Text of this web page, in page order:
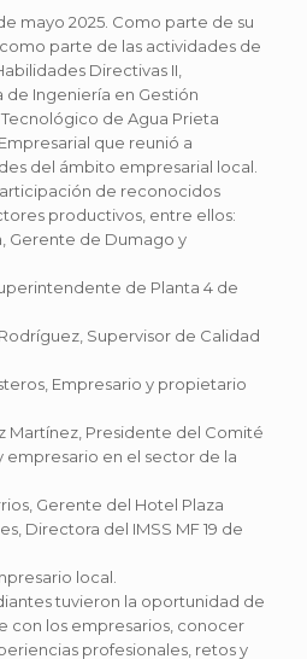
mayo 2025. Como parte de su
parte de las actividades de
Directivas II,
de Ingeniería en Gestión
de Agua Prieta
que reunió a
del ámbito empresarial local.
de reconocidos
productivos, entre ellos:
Gerente de Dumago y
de Planta 4 de
Supervisor de Calidad
Empresario y propietario
Martínez, Presidente del Comité
empresario en el sector de la
Gerente del Hotel Plaza
Directora del IMSS MF 19 de
local.
tuvieron la oportunidad de
con los empresarios, conocer
profesionales, retos y